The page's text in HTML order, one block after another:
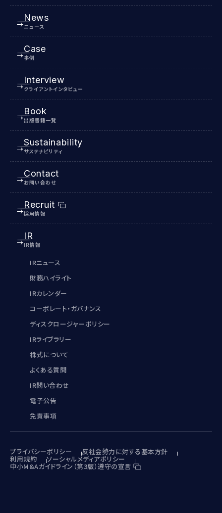
News
ニュース
Case
事例
Interview
クライアントインタビュー
Book
出版書籍一覧
Sustainability
サステナビリティ
Contact
お問い合わせ
Recruit
採用情報
プライバシーポリシー 反社会勢力に対する基本方針
利用規約 ソーシャルメディアポリシー
中小M&Aガイドライン（第3版）遵守の宣言
IR
IR情報
IRニュース
財務ハイライト
IRカレンダー
コーポレート・ガバナンス
ディスクロージャーポリシー
IRライブラリー
株式について
よくある質問
IR問い合わせ
電子公告
免責事項